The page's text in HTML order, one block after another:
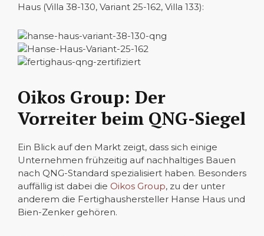
Haus (Villa 38-130, Variant 25-162, Villa 133):
Oikos Group: Der
Vorreiter beim QNG-Siegel
Ein Blick auf den Markt zeigt, dass sich einige
Unternehmen frühzeitig auf nachhaltiges Bauen
nach QNG-Standard spezialisiert haben. Besonders
auffällig ist dabei die Oikos Group, zu der unter
anderem die Fertighaushersteller Hanse Haus und
Bien-Zenker gehören.